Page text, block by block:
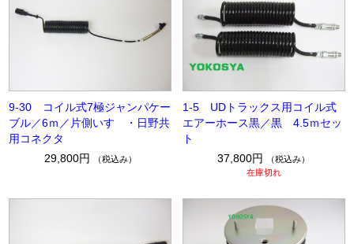
9-30 コイル式7極ジャンパケー
ブル／6ｍ／片側いすゞ・日野共
用コネクタ
29,800円
（税込み）
1-5 UDトラックス用コイル式
エアーホース黒／黒 4.5ｍセッ
ト
37,800円
（税込み）
在庫切れ